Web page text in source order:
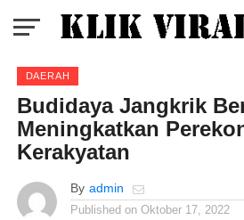
DAERAH
Budidaya Jangkrik
Meningkatkan
Kerakyatan
By admin
Published on Oktober 17, 2022